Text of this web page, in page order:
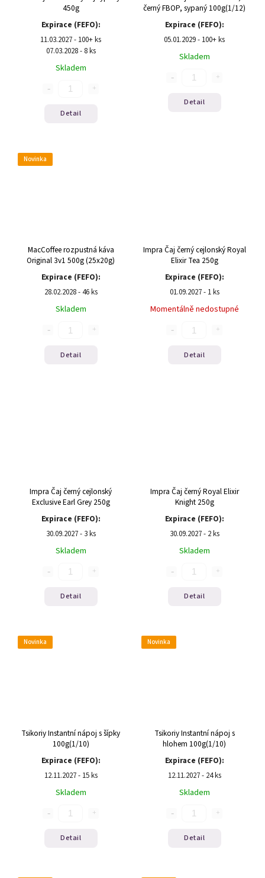
450g
Expirace (FEFO):
11.03.2027 - 100+ ks
07.03.2028 - 8 ks
Skladem
Detail
černý FBOP, sypaný 100g(1/12)
Expirace (FEFO):
05.01.2029 - 100+ ks
Skladem
Detail
Novinka
MacCoffee rozpustná káva
Original 3v1 500g (25x20g)
Expirace (FEFO):
28.02.2028 - 46 ks
Skladem
Detail
Impra Čaj černý cejlonský Royal
Elixir Tea 250g
Expirace (FEFO):
01.09.2027 - 1 ks
Momentálně nedostupné
Detail
Impra Čaj černý cejlonský
Exclusive Earl Grey 250g
Expirace (FEFO):
30.09.2027 - 3 ks
Skladem
Detail
Impra Čaj černý Royal Elixir
Knight 250g
Expirace (FEFO):
30.09.2027 - 2 ks
Skladem
Detail
Novinka
Tsikoriy Instantní nápoj s šípky
100g(1/10)
Expirace (FEFO):
12.11.2027 - 15 ks
Skladem
Detail
Novinka
Tsikoriy Instantní nápoj s
hlohem 100g(1/10)
Expirace (FEFO):
12.11.2027 - 24 ks
Skladem
Detail